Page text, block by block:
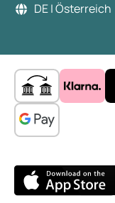
DE | Österreich